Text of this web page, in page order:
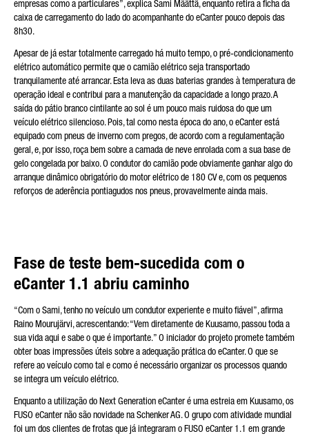
empresas como a particulares”, explica Sami Määttä, enquanto retira a ficha da
caixa de carregamento do lado do acompanhante do eCanter pouco depois das
8h30.
Apesar de já estar totalmente carregado há muito tempo, o pré-condicionamento
elétrico automático permite que o camião elétrico seja transportado
tranquilamente até arrancar. Esta leva as duas baterias grandes à temperatura de
operação ideal e contribui para a manutenção da capacidade a longo prazo. A
saída do pátio branco cintilante ao sol é um pouco mais ruidosa do que um
veículo elétrico silencioso. Pois, tal como nesta época do ano, o eCanter está
equipado com pneus de inverno com pregos, de acordo com a regulamentação
geral, e, por isso, roça bem sobre a camada de neve enrolada com a sua base de
gelo congelada por baixo. O condutor do camião pode obviamente ganhar algo do
arranque dinâmico obrigatório do motor elétrico de 180 CV e, com os pequenos
reforços de aderência pontiagudos nos pneus, provavelmente ainda mais.
Fase de teste bem-sucedida com o
eCanter 1.1 abriu caminho
“Com o Sami, tenho no veículo um condutor experiente e muito fiável”, afirma
Raino Mourujärvi, acrescentando: “Vem diretamente de Kuusamo, passou toda a
sua vida aqui e sabe o que é importante.” O iniciador do projeto promete também
obter boas impressões úteis sobre a adequação prática do eCanter. O que se
refere ao veículo como tal e como é necessário organizar os processos quando
se integra um veículo elétrico.
Enquanto a utilização do Next Generation eCanter é uma estreia em Kuusamo, os
FUSO eCanter não são novidade na Schenker AG. O grupo com atividade mundial
foi um dos clientes de frotas que já integraram o FUSO eCanter 1.1 em grande